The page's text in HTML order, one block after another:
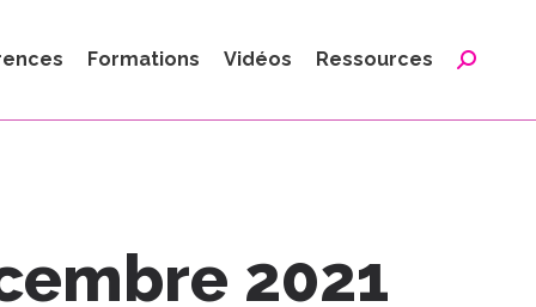
Formations Vidéos Ressources
2021